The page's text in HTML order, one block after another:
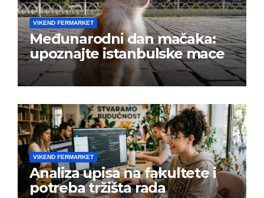
VIKEND FERMARKET
Međunarodni dan mačaka:
upoznajte istanbulske mace
VIKEND FERMARKET
Analiza upisa na fakultete i
potreba tržišta rada